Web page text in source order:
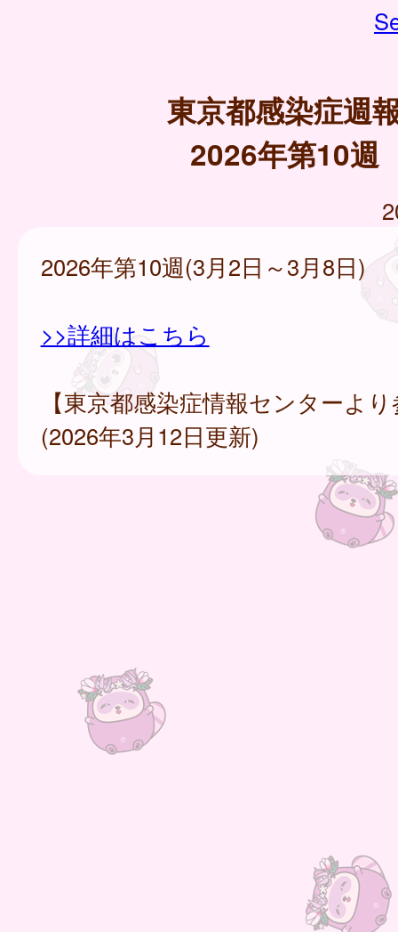
東京都感染症週
2026年第10週
2026年第10週(3月2日～3月8日)
>>詳細はこちら
【東京都感染症情報センターよ
(2026年3月12日更新)